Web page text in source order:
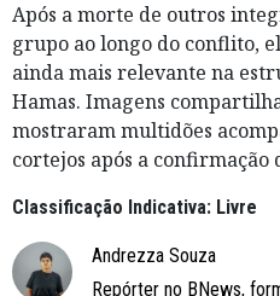
Após a morte de outros
grupo ao longo do conflito,
ainda mais relevante na
Hamas. Imagens
mostraram multidões
cortejos após a confirmação
Classificação Indicativa: Livre
Andrezza Souza
Repórter no BNews,